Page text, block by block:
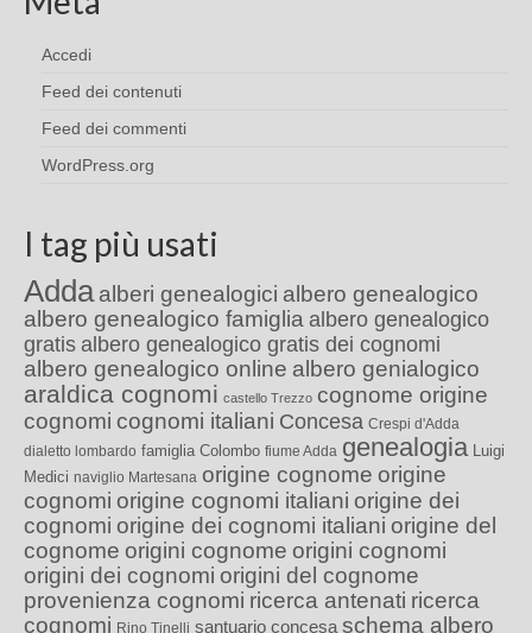
Accedi
Feed dei contenuti
Feed dei commenti
WordPress.org
I tag più usati
Adda alberi genealogici albero genealogico
albero genealogico famiglia albero genealogico
gratis albero genealogico gratis dei cognomi
albero genealogico online albero genialogico
araldica cognomi castello Trezzo cognome origine
cognomi cognomi italiani Concesa Crespi d'Adda
dialetto lombardo famiglia Colombo fiume Adda genealogia Luigi
Medici naviglio Martesana origine cognome origine
cognomi origine cognomi italiani origine dei
cognomi origine dei cognomi italiani origine del
cognome origini cognome origini cognomi
origini dei cognomi origini del cognome
provenienza cognomi ricerca antenati ricerca
cognomi Rino Tinelli santuario concesa schema albero